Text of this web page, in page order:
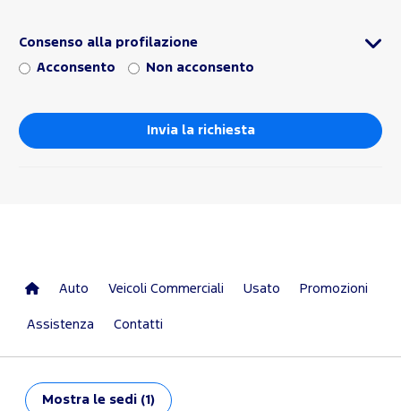
Consenso alla profilazione
Acconsento Non acconsento
Auto Veicoli Commerciali Usato Promozioni
Assistenza Contatti
Mostra le sedi (1)